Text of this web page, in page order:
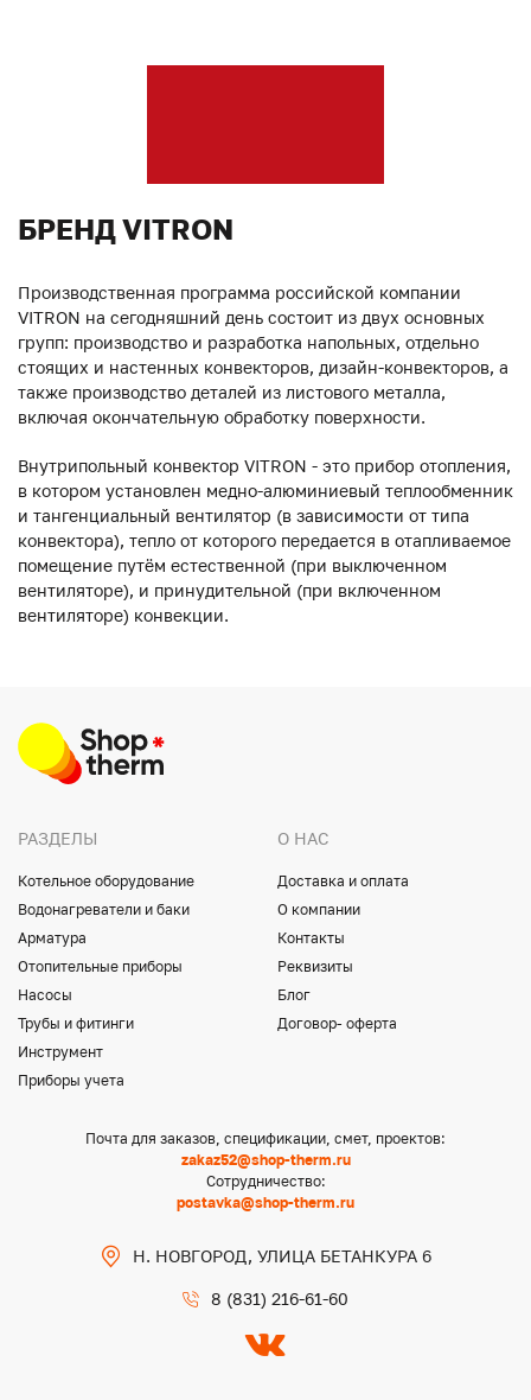
БРЕНД VITRON
Производственная программа российской компании
VITRON на сегодняшний день состоит из двух основных
групп: производство и разработка напольных, отдельно
стоящих и настенных конвекторов, дизайн-конвекторов, а
также производство деталей из листового металла,
включая окончательную обработку поверхности.
Внутрипольный конвектор VITRON - это прибор отопления,
в котором установлен медно-алюминиевый теплообменник
и тангенциальный вентилятор (в зависимости от типа
конвектора), тепло от которого передается в отапливаемое
помещение путём естественной (при выключенном
вентиляторе), и принудительной (при включенном
вентиляторе) конвекции.
РАЗДЕЛЫ
Котельное оборудование
Водонагреватели и баки
Арматура
Отопительные приборы
Насосы
Трубы и фитинги
Инструмент
Приборы учета
О НАС
Доставка и оплата
О компании
Контакты
Реквизиты
Блог
Договор- оферта
Почта для заказов, спецификации, смет, проектов:
zakaz52@shop-therm.ru
Сотрудничество:
postavka@shop-therm.ru
Н. НОВГОРОД, УЛИЦА БЕТАНКУРА 6
8 (831) 216-61-60